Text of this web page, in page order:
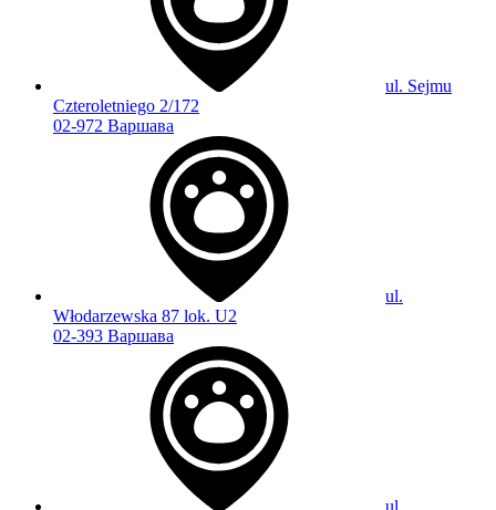
ul. Sejmu
Czteroletniego 2/172
02-972 Варшава
ul.
Włodarzewska 87 lok. U2
02-393 Варшава
ul.